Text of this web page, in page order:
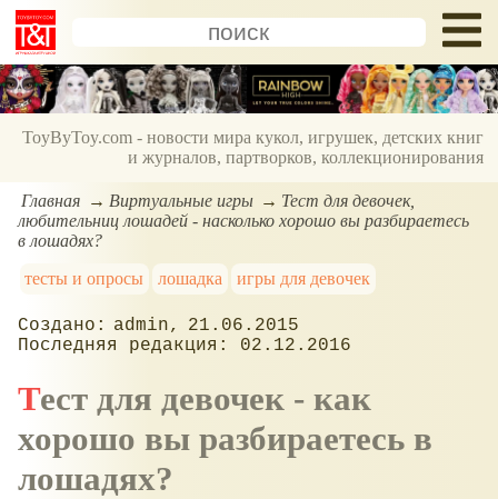
ToyByToy.com - новости мира кукол, игрушек, детских книг
и журналов, партворков, коллекционирования
Главная Виртуальные игры
Тест для девочек,
любительниц лошадей - насколько хорошо вы разбираетесь
в лошадях?
тесты и опросы
лошадка игры для девочек
admin
21.06.2015
02.12.2016
Тест для девочек - как
хорошо вы разбираетесь в
лошадях?